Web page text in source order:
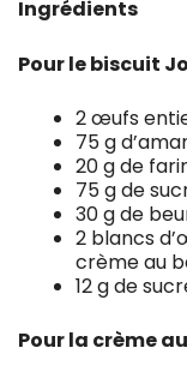
Ingrédients
Pour le biscuit
2 œufs
75 g
20 g de
75 g de
30 g de
2 blancs
crème au
12 g de
Pour la crème